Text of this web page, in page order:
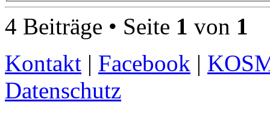
4 Beiträge • Seite 1 von 1
Kontakt | Facebook |
Datenschutz